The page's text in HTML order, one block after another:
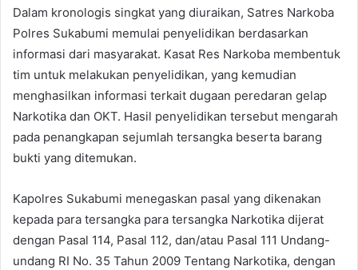
Dalam kronologis singkat yang diuraikan, Satres Narkoba
Polres Sukabumi memulai penyelidikan berdasarkan
informasi dari masyarakat. Kasat Res Narkoba membentuk
tim untuk melakukan penyelidikan, yang kemudian
menghasilkan informasi terkait dugaan peredaran gelap
Narkotika dan OKT. Hasil penyelidikan tersebut mengarah
pada penangkapan sejumlah tersangka beserta barang
bukti yang ditemukan.
Kapolres Sukabumi menegaskan pasal yang dikenakan
kepada para tersangka para tersangka Narkotika dijerat
dengan Pasal 114, Pasal 112, dan/atau Pasal 111 Undang-
undang RI No. 35 Tahun 2009 Tentang Narkotika, dengan